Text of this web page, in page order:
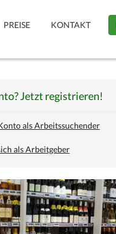
PREISE KONTAKT
Jetzt registrieren!
als Arbeitssuchender
als Arbeitgeber